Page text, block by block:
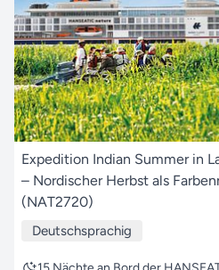
Expedition Indian Summer in
– Nordischer Herbst als
(NAT2720)
Deutschsprachig